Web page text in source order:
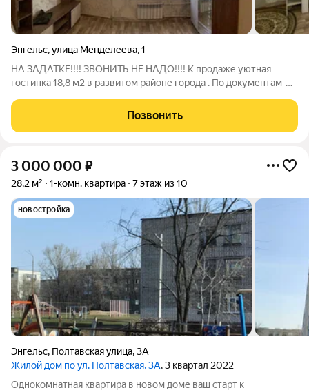
Энгельс,улица Менделеева,1
НА ЗАДАТКЕ!!!! ЗВОНИТЬ НЕ НАДО!!!! К продаже уютная
гостинка 18,8 м2 в развитом районе города . По документам-
сделку Комфортный 2-ой этаж 5-ти этажного дома. Всё
условия в квартире Вся мебель в
Позвонить
3 000 000 ₽
28,2 м² 1-комн. квартира 7 этаж из 10
новостройка
Энгельс, Полтавская улица,3А
Жилой дом по ул. Полтавская, 3А, 3 квартал 2022
Однокомнатная квартира в новом доме ваш старт к